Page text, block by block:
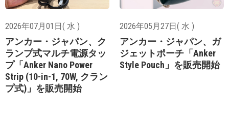
2026年07月01日( 水 )
アンカー・ジャパン、ク
ランプ式マルチ電源タッ
プ「Anker Nano Power
Strip (10-in-1, 70W, クラン
プ式)」を販売開始
2026年05月27日( 水 )
アンカー・ジャパン、ガ
ジェットポーチ「Anker
Style Pouch」を販売開始